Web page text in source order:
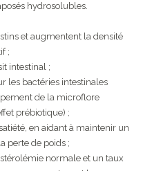
hydrosolubles.
et augmentent la densité
;
intestinal ;
les bactéries intestinales
de la microflore
prébiotique) ;
en aidant à maintenir un
perte de poids ;
normale et un taux